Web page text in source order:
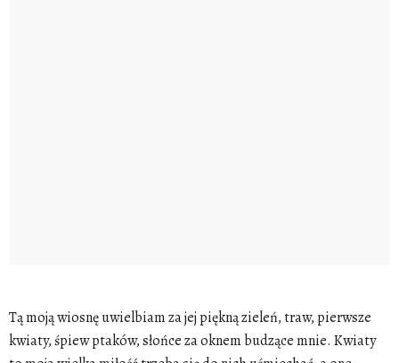
Tą moją wiosnę uwielbiam za jej piękną zieleń, traw, pierwsze
kwiaty, śpiew ptaków, słońce za oknem budzące mnie. Kwiaty